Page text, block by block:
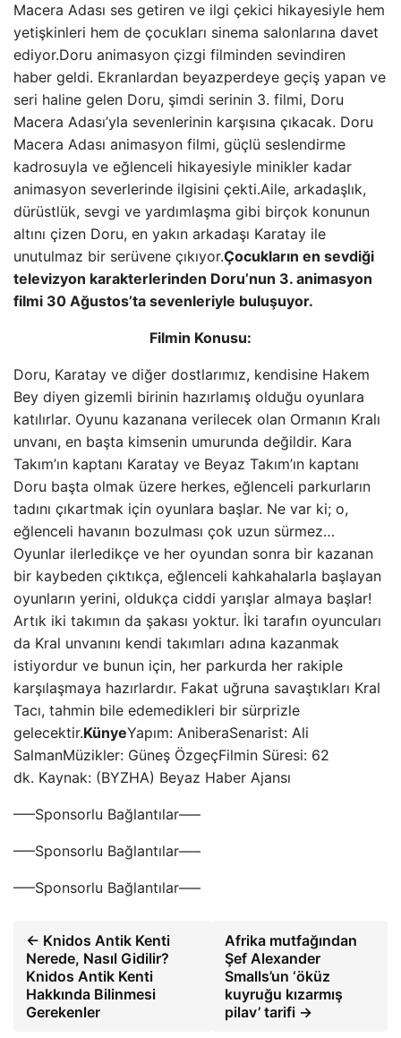
Macera Adası ses getiren ve ilgi çekici hikayesiyle hem
yetişkinleri hem de çocukları sinema salonlarına davet
ediyor.Doru animasyon çizgi filminden sevindiren
haber geldi. Ekranlardan beyazperdeye geçiş yapan ve
seri haline gelen Doru, şimdi serinin 3. filmi, Doru
Macera Adası’yla sevenlerinin karşısına çıkacak. Doru
Macera Adası animasyon filmi, güçlü seslendirme
kadrosuyla ve eğlenceli hikayesiyle minikler kadar
animasyon severlerinde ilgisini çekti.Aile, arkadaşlık,
dürüstlük, sevgi ve yardımlaşma gibi birçok konunun
altını çizen Doru, en yakın arkadaşı Karatay ile
unutulmaz bir serüvene çıkıyor.Çocukların en sevdiği
televizyon karakterlerinden Doru’nun 3. animasyon
filmi 30 Ağustos’ta sevenleriyle buluşuyor.
Filmin Konusu:
Doru, Karatay ve diğer dostlarımız, kendisine Hakem
Bey diyen gizemli birinin hazırlamış olduğu oyunlara
katılırlar. Oyunu kazanana verilecek olan Ormanın Kralı
unvanı, en başta kimsenin umurunda değildir. Kara
Takım’ın kaptanı Karatay ve Beyaz Takım’ın kaptanı
Doru başta olmak üzere herkes, eğlenceli parkurların
tadını çıkartmak için oyunlara başlar. Ne var ki; o,
eğlenceli havanın bozulması çok uzun sürmez…
Oyunlar ilerledikçe ve her oyundan sonra bir kazanan
bir kaybeden çıktıkça, eğlenceli kahkahalarla başlayan
oyunların yerini, oldukça ciddi yarışlar almaya başlar!
Artık iki takımın da şakası yoktur. İki tarafın oyuncuları
da Kral unvanını kendi takımları adına kazanmak
istiyordur ve bunun için, her parkurda her rakiple
karşılaşmaya hazırlardır. Fakat uğruna savaştıkları Kral
Tacı, tahmin bile edemedikleri bir sürprizle
gelecektir.KünyeYapım: AniberaSenarist: Ali
SalmanMüzikler: Güneş ÖzgeçFilmin Süresi: 62
dk. Kaynak: (BYZHA) Beyaz Haber Ajansı
—–Sponsorlu Bağlantılar—–
—–Sponsorlu Bağlantılar—–
—–Sponsorlu Bağlantılar—–
← Knidos Antik Kenti
Nerede, Nasıl Gidilir?
Knidos Antik Kenti
Hakkında Bilinmesi
Gerekenler
Afrika mutfağından
Şef Alexander
Smalls’un ‘öküz
kuyruğu kızarmış
pilav’ tarifi →